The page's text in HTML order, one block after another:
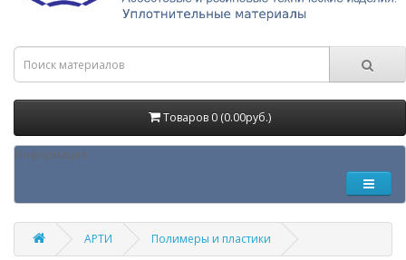
Товаров 0 (0.00руб.)
Информация
АРТИ Полимеры и пластики